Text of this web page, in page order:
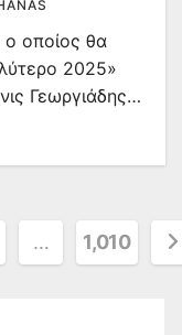
ο οποίος θα
2025»
Γεωργιάδης…
… 1,010